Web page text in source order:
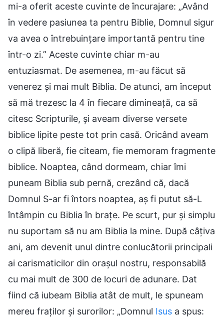
mi-a oferit aceste cuvinte de încurajare: „Având
în vedere pasiunea ta pentru Biblie, Domnul sigur
va avea o întrebuințare importantă pentru tine
într-o zi.” Aceste cuvinte chiar m-au
entuziasmat. De asemenea, m-au făcut să
venerez și mai mult Biblia. De atunci, am început
să mă trezesc la 4 în fiecare dimineață, ca să
citesc Scripturile, și aveam diverse versete
biblice lipite peste tot prin casă. Oricând aveam
o clipă liberă, fie citeam, fie memoram fragmente
biblice. Noaptea, când dormeam, chiar îmi
puneam Biblia sub pernă, crezând că, dacă
Domnul S-ar fi întors noaptea, aș fi putut să-L
întâmpin cu Biblia în brațe. Pe scurt, pur și simplu
nu suportam să nu am Biblia la mine. După câțiva
ani, am devenit unul dintre conlucătorii principali
ai carismaticilor din orașul nostru, responsabilă
cu mai mult de 300 de locuri de adunare. Dat
fiind că iubeam Biblia atât de mult, le spuneam
mereu fraților și surorilor: „Domnul Isus a spus: